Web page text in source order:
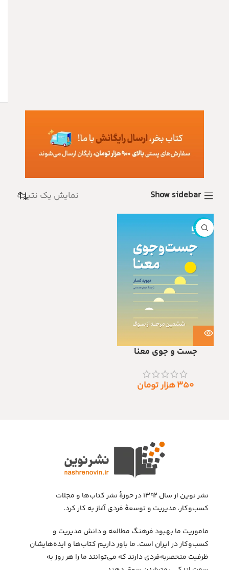
Show sidebar نمایش یک نتیجه
ناموجود
جست و جوی معنا
۳۵۰هزار تومان
نشر نوین از سال ۱۳۹۲ در حوزهٔ نشر کتاب‌ها و مجلات
کسب‌وکار، مدیریت و توسعهٔ فردی آغاز به کار کرد.
ماموریت ما بهبود فرهنگ مطالعه و دانش مدیریت و
کسب‌وکار در ایران است. ما باور داریم کتاب‌ها و ایده‌هایشان
ظرفیت منحصربه‌فردی دارند که می‌توانند ما را هر روز به